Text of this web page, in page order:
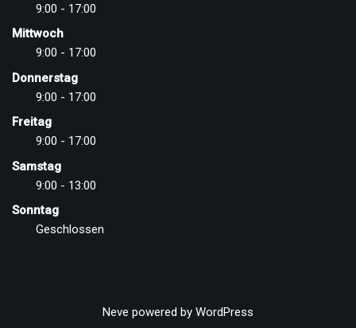
9:00 - 17:00
Mittwoch
9:00 - 17:00
Donnerstag
9:00 - 17:00
Freitag
9:00 - 17:00
Samstag
9:00 - 13:00
Sonntag
Geschlossen
Neve powered by WordPress